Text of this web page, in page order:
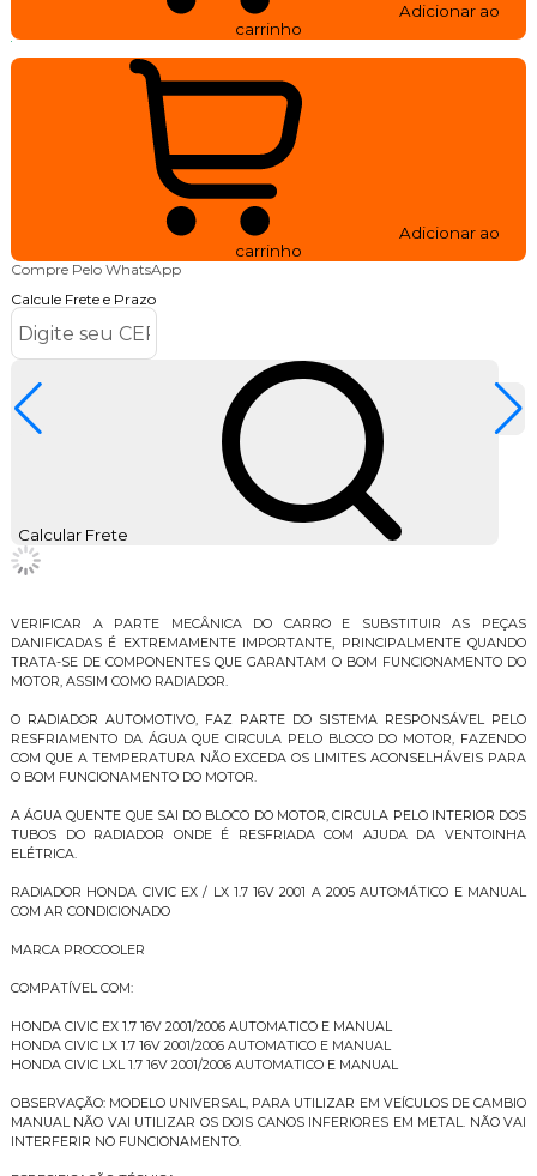
Adicionar ao
carrinho
Adicionar ao
carrinho
Compre Pelo WhatsApp
Calcule Frete e Prazo
Calcular Frete
VERIFICAR A PARTE MECÂNICA DO CARRO E SUBSTITUIR AS PEÇAS
DANIFICADAS É EXTREMAMENTE IMPORTANTE, PRINCIPALMENTE QUANDO
TRATA-SE DE COMPONENTES QUE GARANTAM O BOM FUNCIONAMENTO DO
MOTOR, ASSIM COMO RADIADOR.
O RADIADOR AUTOMOTIVO, FAZ PARTE DO SISTEMA RESPONSÁVEL PELO
RESFRIAMENTO DA ÁGUA QUE CIRCULA PELO BLOCO DO MOTOR, FAZENDO
COM QUE A TEMPERATURA NÃO EXCEDA OS LIMITES ACONSELHÁVEIS PARA
O BOM FUNCIONAMENTO DO MOTOR.
A ÁGUA QUENTE QUE SAI DO BLOCO DO MOTOR, CIRCULA PELO INTERIOR DOS
TUBOS DO RADIADOR ONDE É RESFRIADA COM AJUDA DA VENTOINHA
ELÉTRICA.
RADIADOR HONDA CIVIC EX / LX 1.7 16V 2001 A 2005 AUTOMÁTICO E MANUAL
COM AR CONDICIONADO
MARCA PROCOOLER
COMPATÍVEL COM:
HONDA CIVIC EX 1.7 16V 2001/2006 AUTOMATICO E MANUAL
HONDA CIVIC LX 1.7 16V 2001/2006 AUTOMATICO E MANUAL
HONDA CIVIC LXL 1.7 16V 2001/2006 AUTOMATICO E MANUAL
OBSERVAÇÃO: MODELO UNIVERSAL, PARA UTILIZAR EM VEÍCULOS DE CAMBIO
MANUAL NÃO VAI UTILIZAR OS DOIS CANOS INFERIORES EM METAL. NÃO VAI
INTERFERIR NO FUNCIONAMENTO.